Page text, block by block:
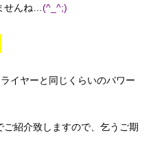
せんね… (^_^;)
イヤーと同じくらいのパワー
紹介致しますので、乞うご期